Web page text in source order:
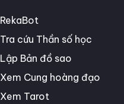
RekaBot
Tra cứu Thần số học
Lập Bản đồ sao
Xem Cung hoàng đạo
Xem Tarot